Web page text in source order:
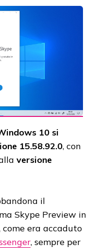
10 si
15.58.92.0, con
versione
il
Skype Preview in
come era accaduto
, sempre per